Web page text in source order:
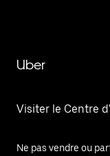
Uber
Visiter le Centre
Ne pas vendre ou